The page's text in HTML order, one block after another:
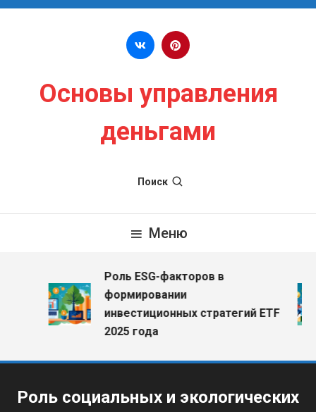
Перейти к содержимому
Основы управления
деньгами
Поиск
Меню
Роль ESG-факторов в
формировании
инвестиционных стратегий ETF
2025 года
Роль социальных и экологических